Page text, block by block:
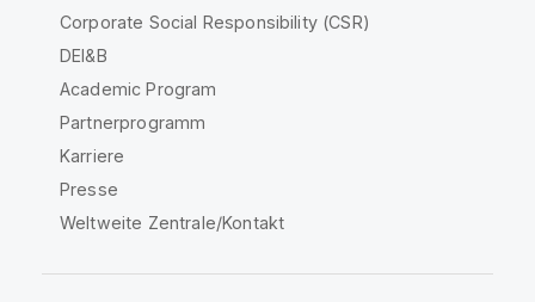
Corporate Social Responsibility (CSR)
DEI&B
Academic Program
Partnerprogramm
Karriere
Presse
Weltweite Zentrale/Kontakt